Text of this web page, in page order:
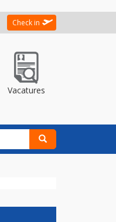
Check in
Vacatures